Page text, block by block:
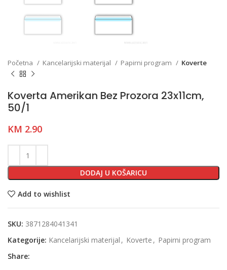
Početna Kancelarijski materijal Papirni program Koverte
Koverta Amerikan Bez Prozora 23x11cm,
50/1
KM 2.90
DODAJ U KOŠARICU
Add to wishlist
SKU: 3871284041341
Kategorije: Kancelarijski materijal , Koverte , Papirni program
Share: